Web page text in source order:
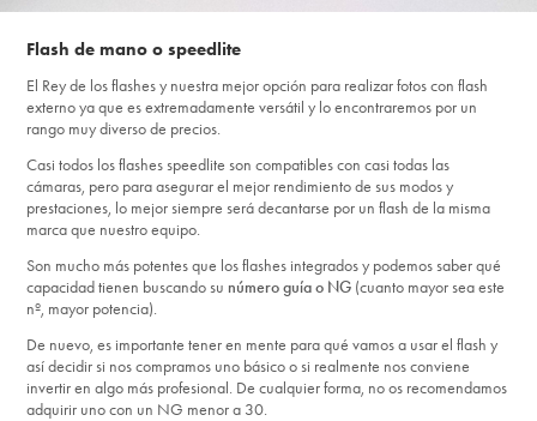
Flash de mano o speedlite
El Rey de los flashes y nuestra mejor opción para realizar fotos con flash
externo ya que es extremadamente versátil y lo encontraremos por un
rango muy diverso de precios.
Casi todos los flashes speedlite son compatibles con casi todas las
cámaras, pero para asegurar el mejor rendimiento de sus modos y
prestaciones, lo mejor siempre será decantarse por un flash de la misma
marca que nuestro equipo.
Son mucho más potentes que los flashes integrados y podemos saber qué
capacidad tienen buscando su número guía o NG (cuanto mayor sea este
nº, mayor potencia).
De nuevo, es importante tener en mente para qué vamos a usar el flash y
así decidir si nos compramos uno básico o si realmente nos conviene
invertir en algo más profesional. De cualquier forma, no os recomendamos
adquirir uno con un NG menor a 30.